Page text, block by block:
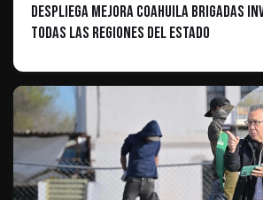
Despliega Mejora Coahuila Brigadas
todas las regiones del estado